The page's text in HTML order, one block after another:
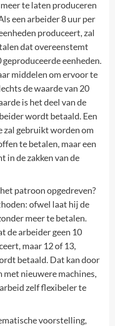
te laten produceren
een arbeider 8 uur per
produceert, zal
dat overeenstemt
eenheden.
middelen om ervoor te
de waarde van 20
is het deel van de
wordt betaald. Een
zal gebruikt worden om
te betalen, maar een
in de zakken van de
patroon opgedreven?
ofwel laat hij de
meer te betalen.
de arbeider geen 10
maar 12 of 13,
betaald. Dat kan door
nieuwere machines,
zelf flexibeler te
voorstelling,